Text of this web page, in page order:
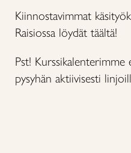
Kiinnostavimmat
Raisiossa löydät täältä!
Pst! Kurssikalenterimme
pysyhän aktiivisesti